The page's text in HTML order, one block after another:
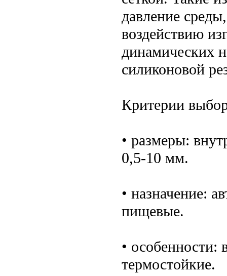
давление
воздействию
динамических
силиконовой
Критерии
• размеры:
0,5-10 мм.
• назначение:
пищевые.
• особенности:
термостойкие.